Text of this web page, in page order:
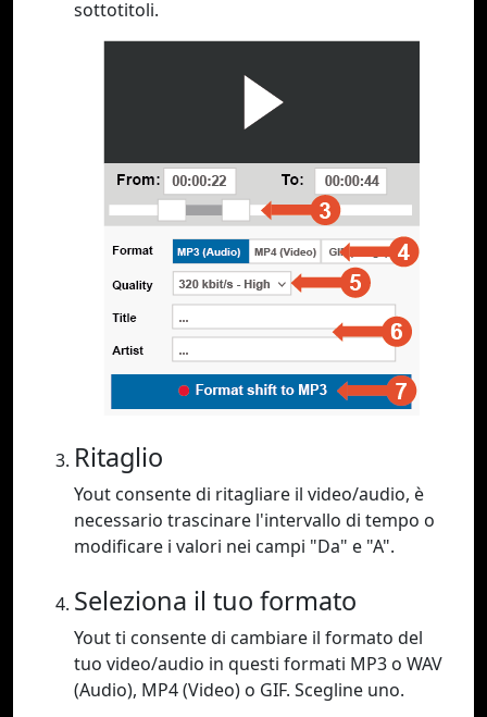
sottotitoli.
Ritaglio
Yout consente di ritagliare il video/audio, è
necessario trascinare l'intervallo di tempo o
modificare i valori nei campi "Da" e "A".
Seleziona il tuo formato
Yout ti consente di cambiare il formato del
tuo video/audio in questi formati MP3 o WAV
(Audio), MP4 (Video) o GIF. Scegline uno.